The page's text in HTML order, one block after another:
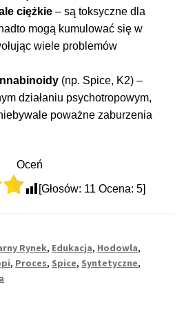
ciężkie – są toksyczne dla
mogą kumulować się w
wiele problemów
(np. Spice, K2) –
działaniu psychotropowym,
poważne zaburzenia
Oceń
[Głosów: 11 Ocena: 5]
Rynek, Edukacja, Hodowla,
, Proces, Spice, Syntetyczne,